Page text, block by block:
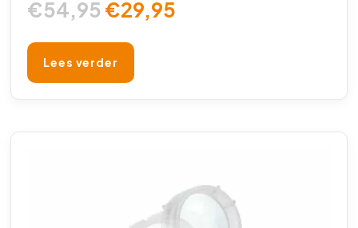
€54,95 €29,95
Lees verder